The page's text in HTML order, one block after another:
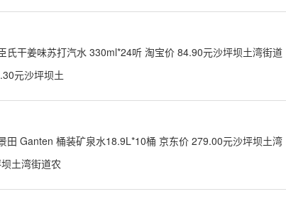
干姜味苏打汽水 330ml*24听 淘宝价 84.90元沙坪坝土湾街道
元沙坪坝土
田 Ganten 桶装矿泉水18.9L*10桶 京东价 279.00元沙坪坝土湾
土湾街道农